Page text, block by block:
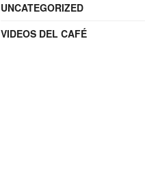
UNCATEGORIZED
VIDEOS DEL CAFÉ